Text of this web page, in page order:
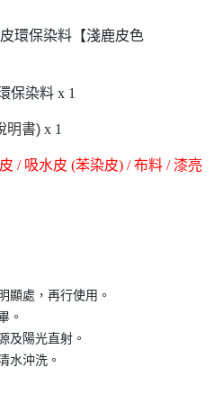
環保染料【淺鹿皮色
保染料 x 1
明書) x 1
/ 吸水皮 (苯染皮) / 布料 / 漆亮
顯處，再行使用。
。
及陽光直射。
水沖洗。